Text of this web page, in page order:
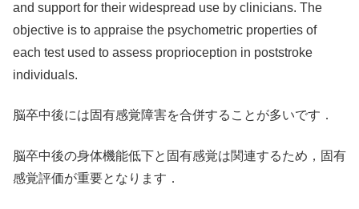
and support for their widespread use by clinicians. The
objective is to appraise the psychometric properties of
each test used to assess proprioception in poststroke
individuals.
脳卒中後には固有感覚障害を合併することが多いです．
脳卒中後の身体機能低下と固有感覚は関連するため，固有
感覚評価が重要となります．